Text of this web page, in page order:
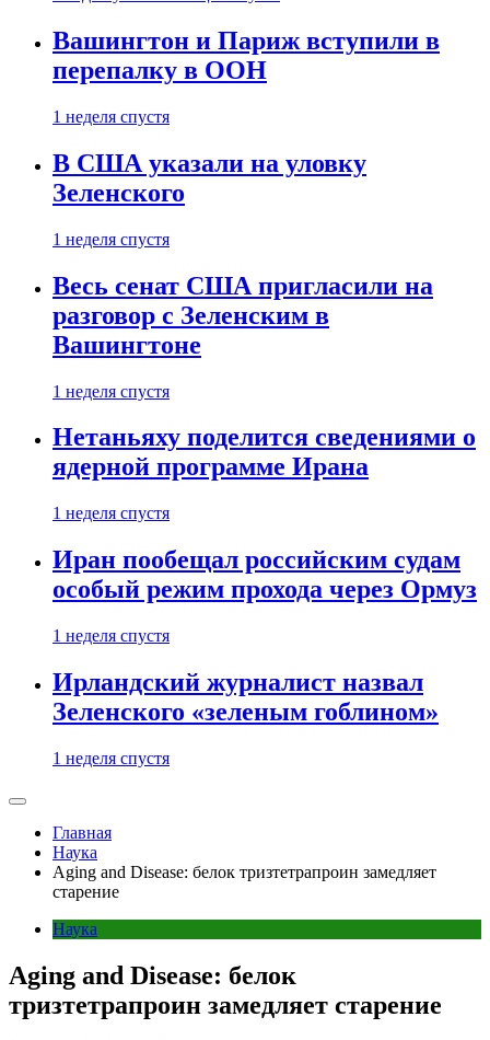
Вашингтон и Париж вступили в
перепалку в ООН
1 неделя спустя
В США указали на уловку
Зеленского
1 неделя спустя
Весь сенат США пригласили на
разговор с Зеленским в
Вашингтоне
1 неделя спустя
Нетаньяху поделится сведениями о
ядерной программе Ирана
1 неделя спустя
Иран пообещал российским судам
особый режим прохода через Ормуз
1 неделя спустя
Ирландский журналист назвал
Зеленского «зеленым гоблином»
1 неделя спустя
Главная
Наука
Aging and Disease: белок тризтетрапроин замедляет
старение
Наука
Aging and Disease: белок
тризтетрапроин замедляет старение